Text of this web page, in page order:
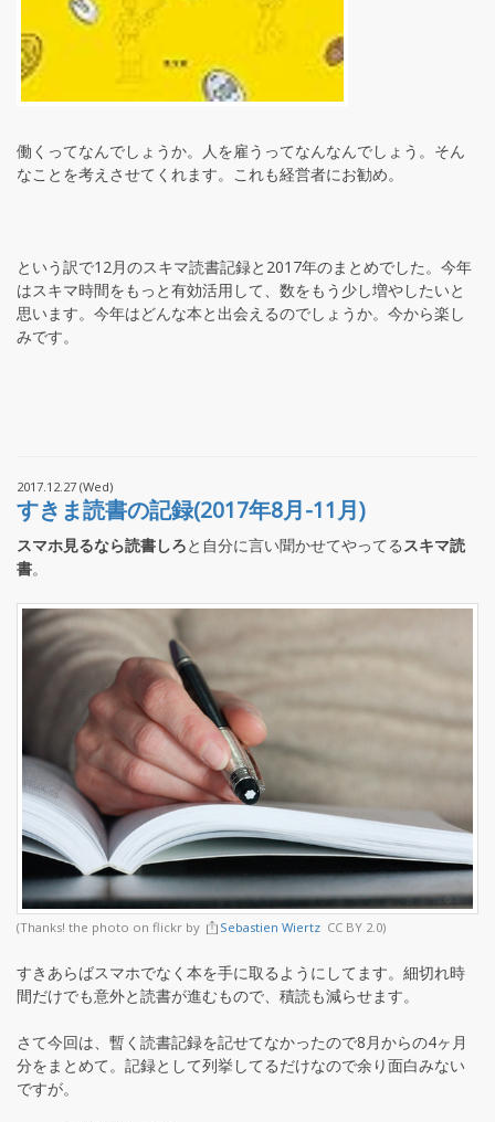
働くってなんでしょうか。人を雇うってなんなんでしょう。そん
なことを考えさせてくれます。これも経営者にお勧め。
という訳で12月のスキマ読書記録と2017年のまとめでした。今年
はスキマ時間をもっと有効活用して、数をもう少し増やしたいと
思います。今年はどんな本と出会えるのでしょうか。今から楽し
みです。
2017.12.27 (Wed)
すきま読書の記録(2017年8月-11月)
スマホ見るなら読書しろと自分に言い聞かせてやってるスキマ読
書。
(Thanks! the photo on flickr by Sebastien Wiertz CC BY 2.0)
すきあらばスマホでなく本を手に取るようにしてます。細切れ時
間だけでも意外と読書が進むもので、積読も減らせます。
さて今回は、暫く読書記録を記せてなかったので8月からの4ヶ月
分をまとめて。記録として列挙してるだけなので余り面白みない
ですが。